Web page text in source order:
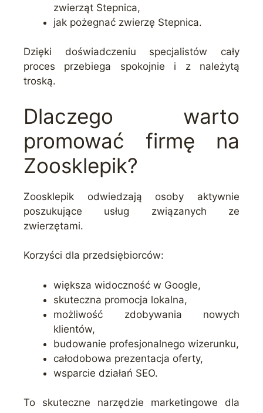
zwierząt Stepnica,
jak pożegnać zwierzę Stepnica.
Dzięki doświadczeniu specjalistów cały
proces przebiega spokojnie i z należytą
troską.
Dlaczego warto
promować firmę na
Zoosklepik?
Zoosklepik odwiedzają osoby aktywnie
poszukujące usług związanych ze
zwierzętami.
Korzyści dla przedsiębiorców:
większa widoczność w Google,
skuteczna promocja lokalna,
możliwość zdobywania nowych
klientów,
budowanie profesjonalnego wizerunku,
całodobowa prezentacja oferty,
wsparcie działań SEO.
To skuteczne narzędzie marketingowe dla